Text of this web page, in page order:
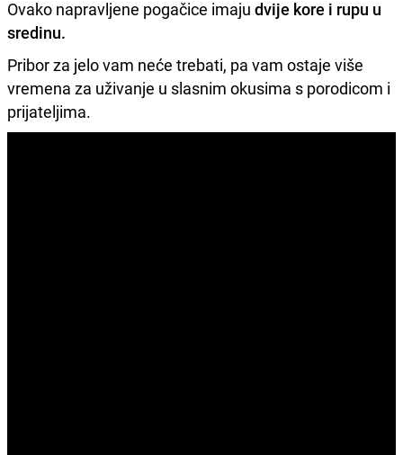
Ovako napravljene pogačice imaju dvije kore i rupu u
sredinu.
Pribor za jelo vam neće trebati, pa vam ostaje više
vremena za uživanje u slasnim okusima s porodicom i
prijateljima.